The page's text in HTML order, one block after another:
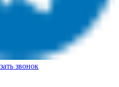
звонок